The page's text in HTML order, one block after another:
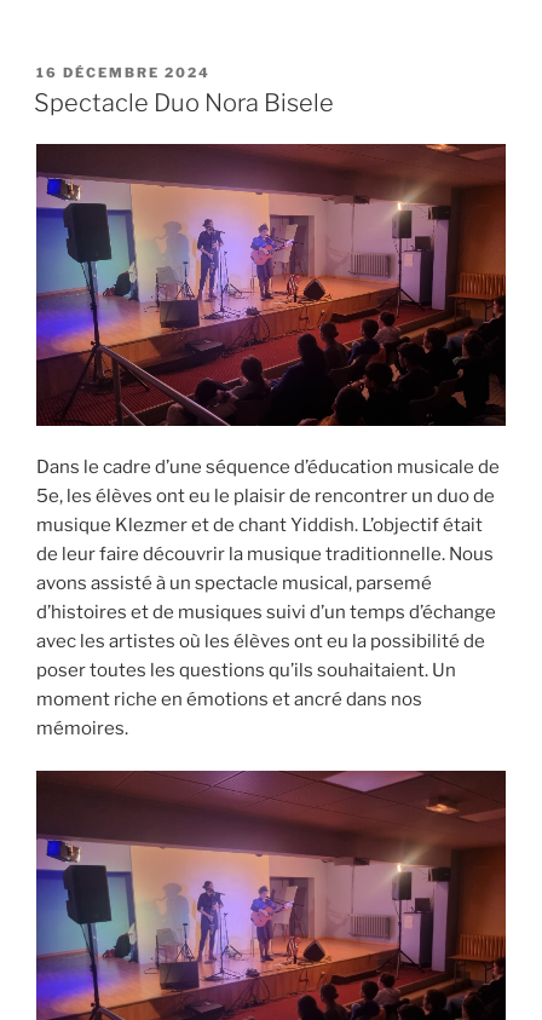
16 DÉCEMBRE 2024
Spectacle Duo Nora Bisele
Dans le cadre d’une séquence d’éducation musicale de
5e, les élèves ont eu le plaisir de rencontrer un duo de
musique Klezmer et de chant Yiddish. L’objectif était
de leur faire découvrir la musique traditionnelle. Nous
avons assisté à un spectacle musical, parsemé
d’histoires et de musiques suivi d’un temps d’échange
avec les artistes où les élèves ont eu la possibilité de
poser toutes les questions qu’ils souhaitaient. Un
moment riche en émotions et ancré dans nos
mémoires.